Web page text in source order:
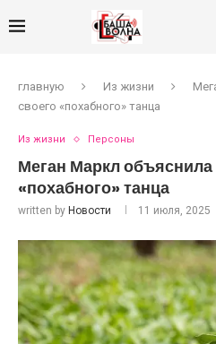
главную Из жизни
своего «похабного» танца
Из жизни Персоны
Меган Маркл объяснила
«похабного» танца
written by Новости 11 июля, 2025